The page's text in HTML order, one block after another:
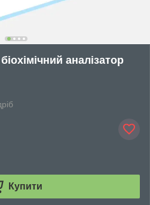
аналізатор
Купити